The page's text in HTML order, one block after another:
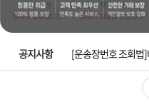
니
워
맨
제
품
은
공지사항
[2026구정 연휴]설
[ios앱 오픈]아이폰